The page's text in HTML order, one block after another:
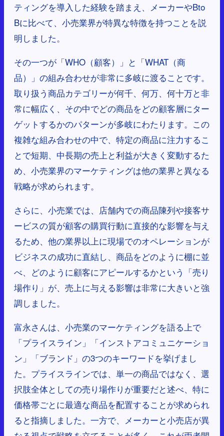
ティングを導入した経験を踏まえ、メーカーやBto
Bに比べて、小売業界が特異な特徴を持つことを説
明しました。
その一つが「WHO（顧客）」と「WHAT（商
品）」の組み合わせが非常に多岐に渡ることです。
取り扱う商品カテゴリーが何千、何万、何十万と非
常に幅広く、その中でどの商品をどの顧客層にター
ゲットするかのパターンが多岐にわたります。この
複雑な組み合わせの中で、特定の商品に注力するこ
とで短期、中長期の売上と利益が大きく変動するた
め、小売業界のマーケティングは他の業界と異なる
戦略が求められます。
さらに、小売業では、店舗内での商品陳列や接客サ
ービスの質が顧客の購買行動に直接的な影響を与え
るため、他の業界以上に現場でのオペレーションが
ビジネスの成功に直結し、商品をどのように棚に並
べ、どのように顧客にアピールするかという「売り
場作り」が、売上に与える影響は非常に大きいと強
調しました。
富永さんは、小売業のマーケティングを語る上で
「プライスライン」「インストアコミュニケーショ
ン」「ブランド」の3つのキーワードを挙げまし
た。プライスラインでは、単一の商品ではなく、選
択肢全体としての売り場作りが重要だと述べ、特に
価格帯ごとに最適な商品を配置することが求められ
ると指摘しました。一方で、メーカーと小売店が異